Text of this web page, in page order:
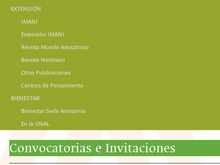
EXTENSIÓN
IMANI
Extensión IMANI
Revista Mundo Amazónico
Revista Notimani
Otras Publicaciones
Centros de Pensamiento
BIENESTAR
Bienestar Sede Amazonia
En la UNAL
Convocatorias e Invitaciones